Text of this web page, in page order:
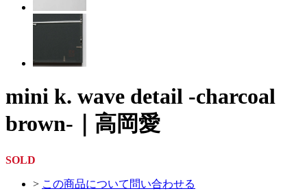
mini k. wave detail -charcoal
brown-｜高岡愛
SOLD
> この商品について問い合わせる